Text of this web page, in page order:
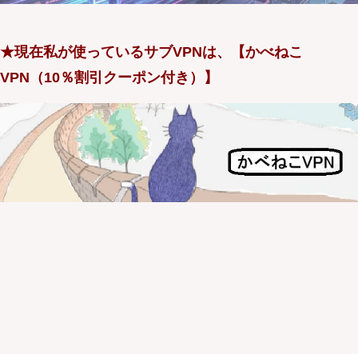
★現在私が使っているサブVPNは、【かべねこ
VPN（10％割引クーポン付き）】